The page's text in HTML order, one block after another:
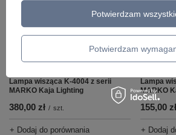
Lampa wisząca K-4004 z serii
MARKO Kaja Lighting
380,00 zł / szt.
+ Dodaj do porównania
Lampa
MARKO
155,00 zł
+ Dodaj
Potwierdzam
Potwierdzam